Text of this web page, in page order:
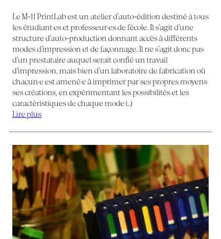
Le M-11 PrintLab est un atelier d’auto-édition destiné à tous
les étudiant·es et professeur·es de l’école. Il s’agit d’une
structure d’auto-production donnant accès à différents
modes d’impression et de façonnage. Il ne s’agit donc pas
d’un prestataire auquel serait confié un travail
d’impression, mais bien d’un laboratoire de fabrication où
chacun·e est amené·e à imprimer par ses propres moyens
ses créations, en expérimentant les possibilités et les
caractéristiques de chaque mode (…)
Lire plus